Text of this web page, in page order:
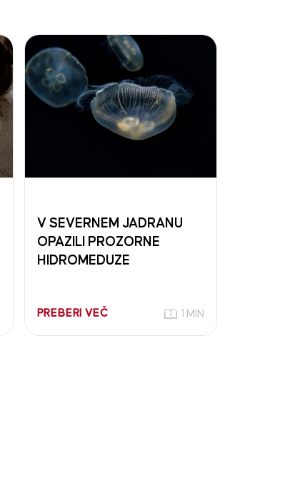
V SEVERNEM JADRANU
OPAZILI PROZORNE
HIDROMEDUZE
PREBERI VEČ 1 MIN